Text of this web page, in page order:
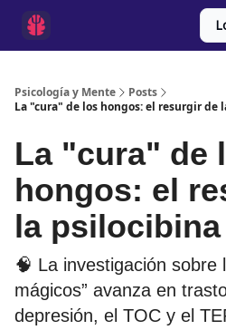
Psicología y Mente
Posts
La "cura" de los hongos: el resurgir de
La "cura" de
hongos: el
la psilocibina
🧠 La investigación sobre
mágicos” avanza en
depresión, el TOC y el